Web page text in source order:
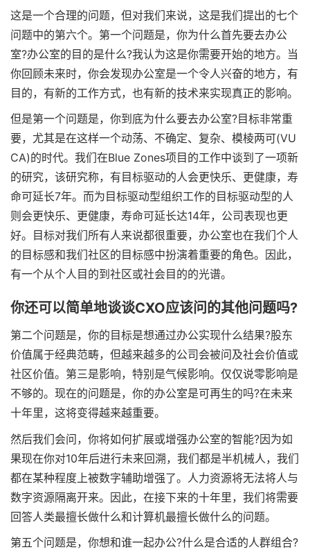
这是一个合理的问题，但对我们来说，这是我们提出的七个
问题中的第六个。第一个问题是，你为什么首先要去办公
室?办公室的目的是什么?我认为这是你需要开始的地方。当
你回顾未来时，你会发现办公室是一个令人兴奋的地方，有
目的，有新的工作方式，也有新的技术来实现真正的影响。
但是第一个问题是，你到底为什么要去办公室?目标非常重
要，尤其是在这样一个动荡、不确定、复杂、模棱两可(VU
CA)的时代。我们在Blue Zones项目的工作中谈到了一项新
的研究，该研究称，有目标驱动的人会更快乐、更健康，寿
命可延长7年。而为目标驱动型组织工作的目标驱动型的人
则会更快乐、更健康，寿命可延长达14年，公司表现也更
好。目标对我们所有人来说都很重要，办公室也在我们个人
的目标感和我们社区的目标感中扮演着重要的角色。因此，
有一个从个人目的到社区或社会目的的光谱。
你还可以简单地谈谈CXO应该问的其他问题吗?
第二个问题是，你的目标是想通过办公实现什么结果?股东
价值属于经典范畴，但越来越多的公司会被问及社会价值或
社区价值。第三是影响，特别是气候影响。仅仅说零影响是
不够的。现在的问题是，你的办公室是可再生的吗?在未来
十年里，这将变得越来越重要。
然后我们会问，你将如何扩展或增强办公室的智能?因为如
果现在你对10年后进行未来回溯，我们都是半机械人，我们
都在某种程度上被数字辅助增强了。人力资源将无法将人与
数字资源隔离开来。因此，在接下来的十年里，我们将需要
回答人类最擅长做什么和计算机最擅长做什么的问题。
第五个问题是，你想和谁一起办公?什么是合适的人群组合?